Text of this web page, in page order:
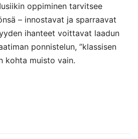
oppiminen tarvitsee
– innostavat ja sparraavat
ihanteet voittavat laadun
ponnistelun, ”klassisen
kohta muisto vain.